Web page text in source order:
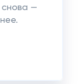
—